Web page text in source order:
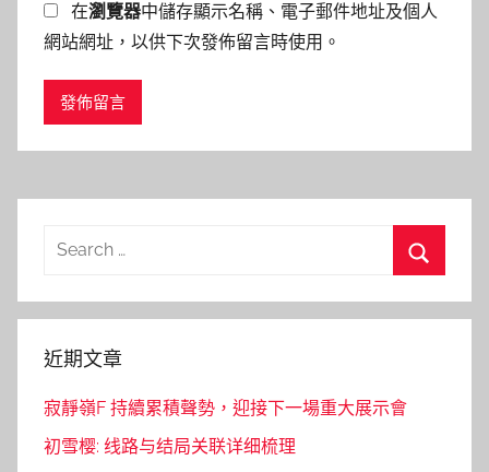
在瀏覽器中儲存顯示名稱、電子郵件地址及個人
網站網址，以供下次發佈留言時使用。
Search
近期文章
寂靜嶺F 持續累積聲勢，迎接下一場重大展示會
初雪樱: 线路与结局关联详细梳理